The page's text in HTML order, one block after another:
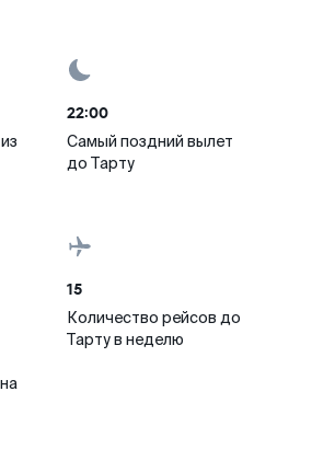
22:00
Самый поздний вылет
до Тарту
15
Количество рейсов до
Тарту в неделю